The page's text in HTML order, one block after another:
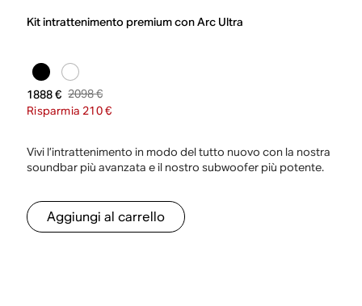
Kit intrattenimento premium con Arc Ultra
1888 € 2098 €
Risparmia 210 €
Vivi l’intrattenimento in modo del tutto nuovo con la nostra
soundbar più avanzata e il nostro subwoofer più potente.
Aggiungi al carrello